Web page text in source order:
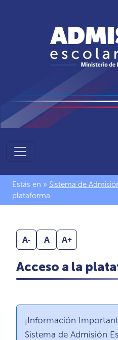
de
Admisión
Escolar
Estás en » Sistema de
plataforma
A- A A+
Acceso a la
¡Información
Sistema de Admisión